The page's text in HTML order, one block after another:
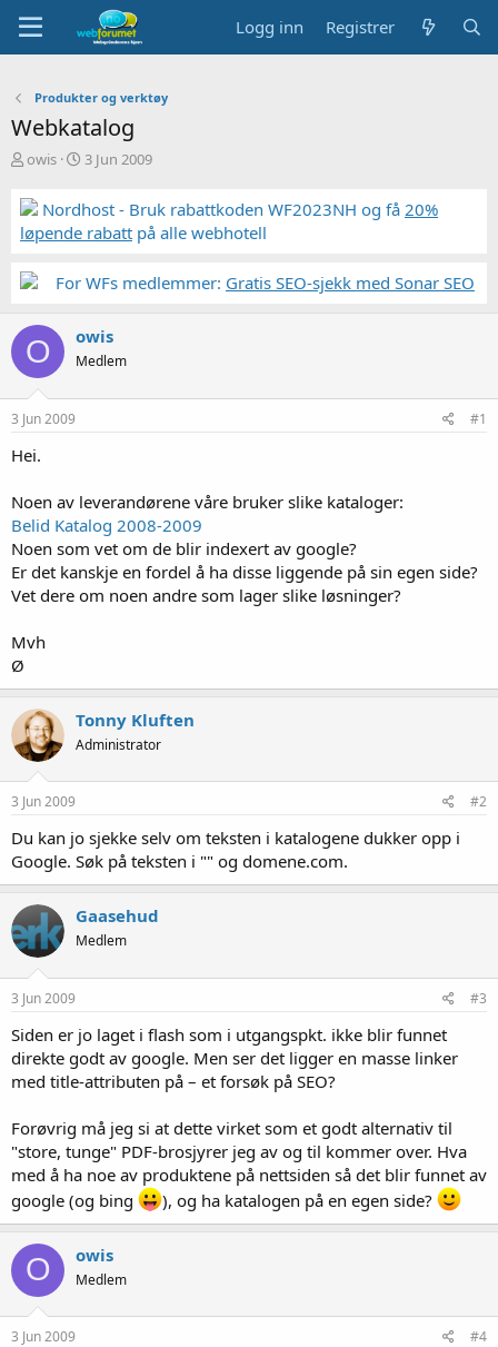
Logg inn Registrer
Produkter og verktøy
Webkatalog
T
å
d
s
a
e
r
owis
S
r
t
a
3 Jun 2009
Nordhost - Bruk rabattkoden WF2023NH og få 20%
løpende rabatt på alle webhotell
For WFs medlemmer: Gratis SEO-sjekk med Sonar SEO
O owis
Medlem
3 Jun 2009 #1
Hei.
Noen av leverandørene våre bruker slike kataloger:
Belid Katalog 2008-2009
Noen som vet om de blir indexert av google?
Er det kanskje en fordel å ha disse liggende på sin egen side?
Vet dere om noen andre som lager slike løsninger?
Mvh
Ø
Tonny Kluften
Administrator
3 Jun 2009 #2
Du kan jo sjekke selv om teksten i katalogene dukker opp i
Google. Søk på teksten i "" og domene.com.
Gaasehud
Medlem
3 Jun 2009 #3
Siden er jo laget i flash som i utgangspkt. ikke blir funnet
direkte godt av google. Men ser det ligger en masse linker
med title-attributen på – et forsøk på SEO?
Forøvrig må jeg si at dette virket som et godt alternativ til
"store, tunge" PDF-brosjyrer jeg av og til kommer over. Hva
med å ha noe av produktene på nettsiden så det blir funnet av
google (og bing
), og ha katalogen på en egen side?
O owis
Medlem
3 Jun 2009 #4